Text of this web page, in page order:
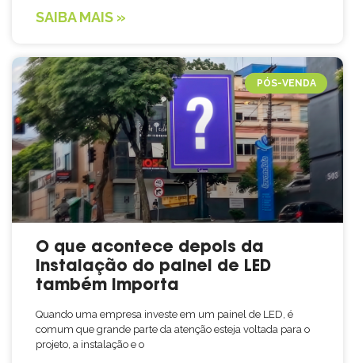
SAIBA MAIS »
PÓS-VENDA
O que acontece depois da
instalação do painel de LED
também importa
Quando uma empresa investe em um painel de LED, é
comum que grande parte da atenção esteja voltada para o
projeto, a instalação e o